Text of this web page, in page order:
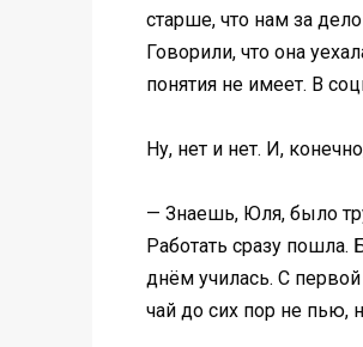
старше, что нам за
Говорили, что она
понятия не имеет. В
Ну, нет и нет. И,
— Знаешь, Юля, было
Работать сразу пошла.
днём училась. С
чай до сих пор не пью,